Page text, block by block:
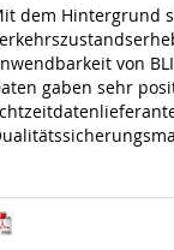
dem Hintergrund
von
gaben sehr